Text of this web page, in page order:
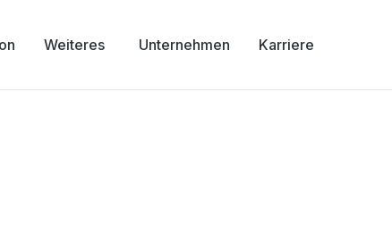
Weiteres Unternehmen Karriere